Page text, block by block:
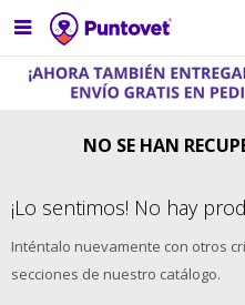

NO SE HAN
¡Lo sentimos! No hay
Inténtalo nuevamente con otros
secciones de nuestro catálogo.